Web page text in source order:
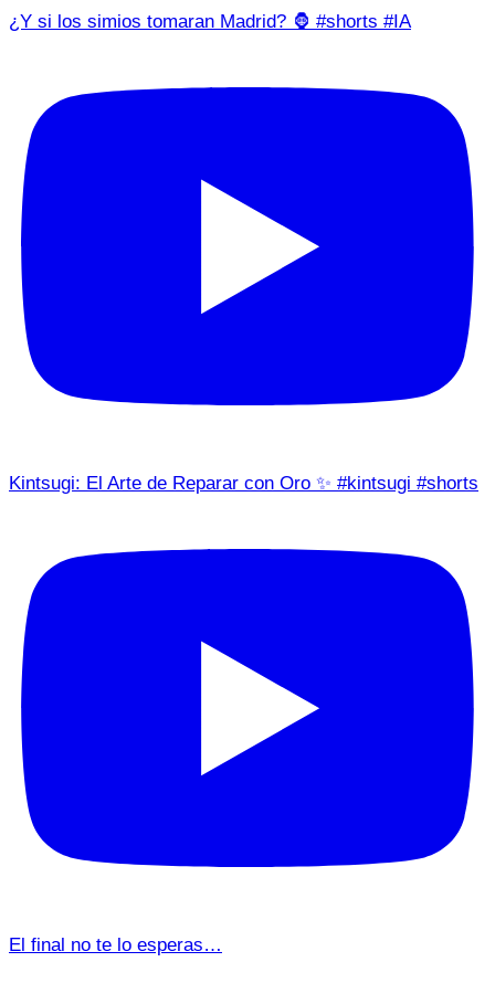
¿Y si los simios tomaran Madrid? 🦍 #shorts #IA
Kintsugi: El Arte de Reparar con Oro ✨ #kintsugi #shorts
El final no te lo esperas…